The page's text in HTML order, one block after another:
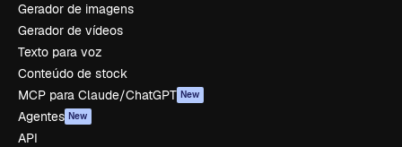
Gerador de imagens
Gerador de vídeos
Texto para voz
Conteúdo de stock
MCP para Claude/ChatGPT New
Agentes New
API